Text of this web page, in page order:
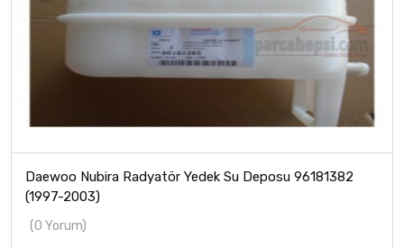
Daewoo Nubira Radyatör Yedek Su Deposu 96181382
(1997-2003)
(0 Yorum)